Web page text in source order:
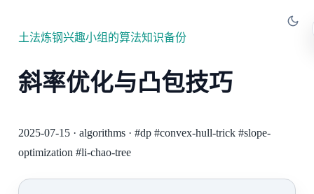
土法炼钢兴趣小组的算法知识备份
斜率优化与凸包技巧
2025-07-15· algorithms· #dp #convex-hull-trick #slope-
optimization #li-chao-tree